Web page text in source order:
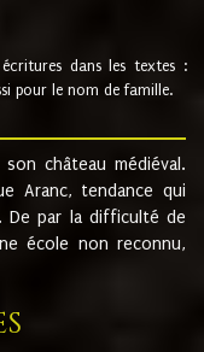
dans les textes :
pour le nom de famille.
château médiéval.
Aranc, tendance qui
De par la difficulté de
école non reconnu,